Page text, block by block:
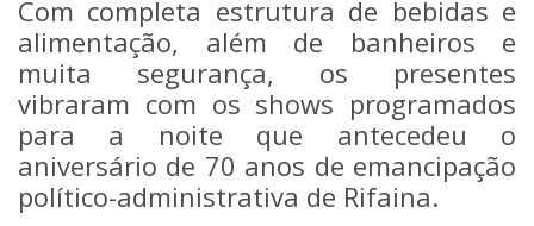
Com completa estrutura de bebidas e
alimentação, além de banheiros e
muita segurança, os presentes
vibraram com os shows programados
para a noite que antecedeu o
aniversário de 70 anos de emancipação
político-administrativa de Rifaina.